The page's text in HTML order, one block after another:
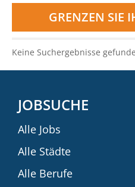
GRENZEN SIE
Keine Suchergebnisse
JOBSUCHE
Alle Jobs
Alle Städte
Alle Berufe